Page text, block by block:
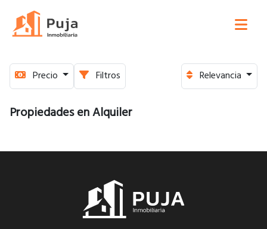
Precio Filtros Relevancia
Propiedades en Alquiler